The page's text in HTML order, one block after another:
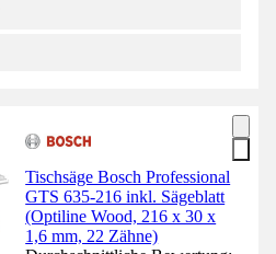
Tischsäge Bosch Professional
GTS 635-216 inkl. Sägeblatt
(Optiline Wood, 216 x 30 x
1,6 mm, 22 Zähne)